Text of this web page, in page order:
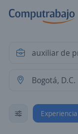
Experiencia